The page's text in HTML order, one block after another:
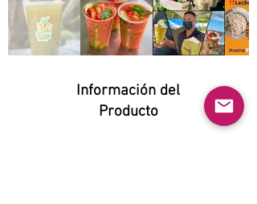
Información del
Producto